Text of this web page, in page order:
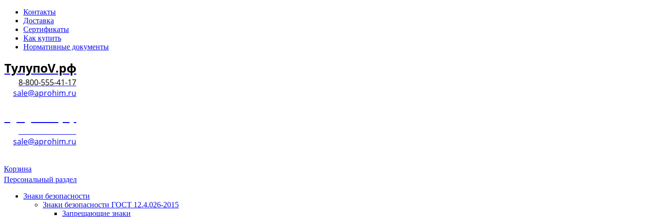
Контакты
Доставка
Сертификаты
Как купить
Нормативные документы
ТулупоV.рф
8-800-555-41-17
sale@aprohim.ru
sale@aprohim.ru
Корзина
Персональный раздел
Знаки безопасности
Знаки безопасности ГОСТ 12.4.026-2015
Запрещающие знаки